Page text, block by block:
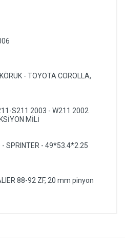
- TOYOTA COROLLA,
S211 2003 - W211 2002
MİLİ
- SPRINTER - 49*53.4*2.25
88-92 ZF, 20 mm pinyon